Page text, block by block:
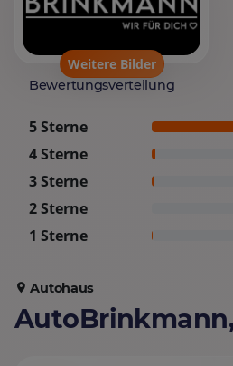
Weitere Bilder
Bewertungsverteilung
5 Sterne
4 Sterne
3 Sterne
2 Sterne
1 Sterne
Autohaus